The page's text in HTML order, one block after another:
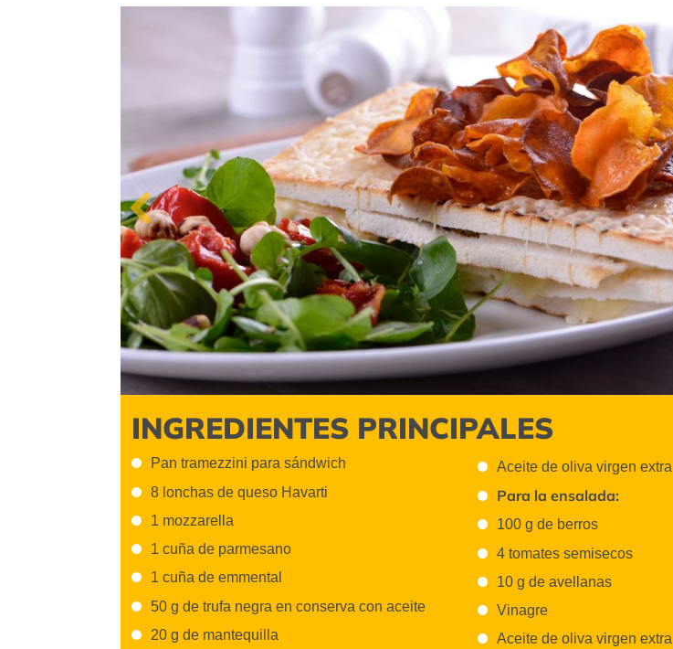
Previous
INGREDIENTES PRINCIPALES
Pan tramezzini para sándwich
8 lonchas de queso Havarti
1 mozzarella
1 cuña de parmesano
1 cuña de emmental
50 g de trufa negra en conserva con aceite
20 g de mantequilla
Aceite de oliva virgen extra
Para la ensalada:
100 g de berros
4 tomates semisecos
10 g de avellanas
Vinagre
Aceite de oliva virgen extra